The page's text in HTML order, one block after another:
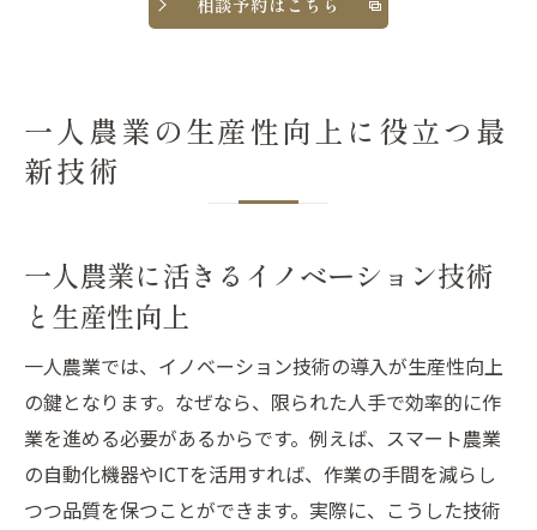
一人農業の生産性向上に役立つ最
新技術
一人農業に活きるイノベーション技術
と生産性向上
一人農業では、イノベーション技術の導入が生産性向上
の鍵となります。なぜなら、限られた人手で効率的に作
業を進める必要があるからです。例えば、スマート農業
の自動化機器やICTを活用すれば、作業の手間を減らし
つつ品質を保つことができます。実際に、こうした技術